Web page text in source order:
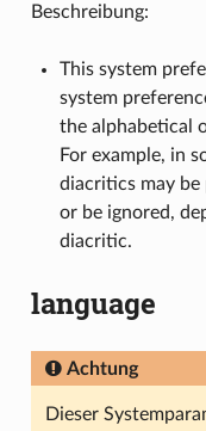
Beschreibung:
This system
system
the alphabetical
For example, in
diacritics may be
or be ignored,
diacritic.
language
Achtung
Dieser